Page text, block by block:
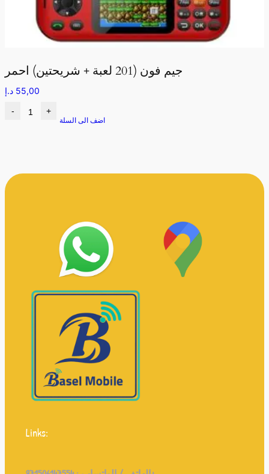
جيم فون (201 لعبة + شريحتين) احمر
55,00 د.إ
- +
اضف الى السلة
Links: